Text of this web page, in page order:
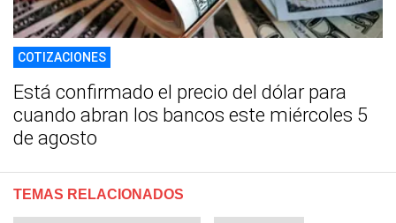
COTIZACIONES
Está confirmado el precio del dólar para
cuando abran los bancos este miércoles 5
de agosto
TEMAS RELACIONADOS